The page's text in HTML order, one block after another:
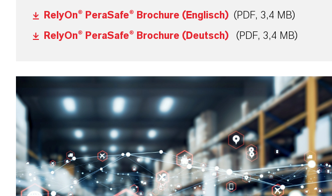
RelyOn® PeraSafe® Brochure (Englisch) (PDF, 3,4 MB)
RelyOn® PeraSafe® Brochure (Deutsch) (PDF, 3,4 MB)